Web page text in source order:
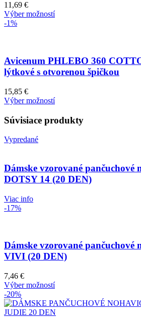
11,69 €
Výber možností
-1%
Avicenum PHLEBO 360
lýtkové s otvorenou špičkou
15,85 €
Výber možností
Súvisiace produkty
Vypredané
Dámske vzorované pančuchové
DOTSY 14 (20 DEN)
Viac info
-17%
Dámske vzorované pančuchové
VIVI (20 DEN)
7,46 €
Výber možností
-20%